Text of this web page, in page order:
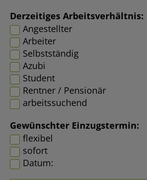
Derzeitiges Arbeitsverhältnis:
Angestellter
Arbeiter
Selbstständig
Azubi
Student
Rentner / Pensionär
arbeitssuchend
Gewünschter Einzugstermin:
flexibel
sofort
Datum: